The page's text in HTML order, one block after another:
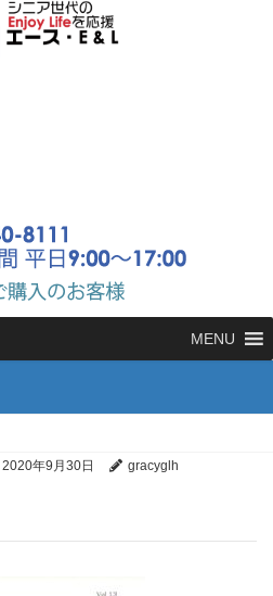
MENU
2020年9月30日 gracyglh